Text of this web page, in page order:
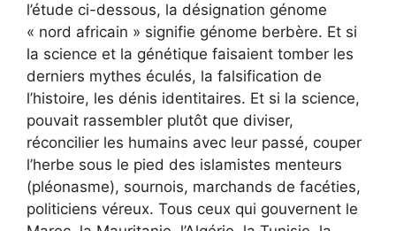
l’étude ci-dessous, la désignation génome
« nord africain » signifie génome berbère. Et si
la science et la génétique faisaient tomber les
derniers mythes éculés, la falsification de
l’histoire, les dénis identitaires. Et si la science,
pouvait rassembler plutôt que diviser,
réconcilier les humains avec leur passé, couper
l’herbe sous le pied des islamistes menteurs
(pléonasme), sournois, marchands de facéties,
politiciens véreux. Tous ceux qui gouvernent le